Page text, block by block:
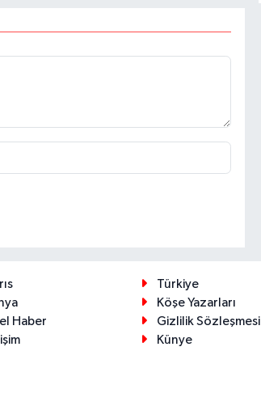
Türkiye
Köşe Yazarları
Haber
Gizlilik Sözleşmesi
Künye